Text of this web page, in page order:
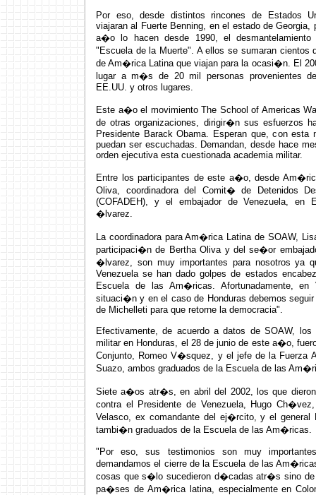
Por eso, desde distintos rincones de Estados
viajaran al Fuerte Benning, en el estado de Georgia,
a�o lo hacen desde 1990, el
"Escuela de la Muerte". A ellos se sumaran
de Am�rica Latina que viajan para la ocasi�n. El
lugar a m�s de 20 mil personas provenientes
EE.UU. y otros lugares.
Este a�o el movimiento The School of Americas
de otras organizaciones, dirigir�n sus esfuerzos
Presidente Barack Obama. Esperan que, con esta
puedan ser escuchadas. Demandan, desde hace
orden ejecutiva esta cuestionada academia militar.
Entre los participantes de este a�o, desde
Oliva, coordinadora del Comit� de Detenidos
(COFADEH), y el embajador de Venezuela, en
�lvarez.
La coordinadora para Am�rica Latina de SOAW,
participaci�n de Bertha Oliva y del se�or
�lvarez, son muy importantes para nosotros ya
Venezuela se han dado golpes de estados
Escuela de las Am�ricas. Afortunadamente,
situaci�n y en el caso de Honduras debemos
de Michelleti para que retorne la democracia".
Efectivamente, de acuerdo a datos de SOAW, los
militar en Honduras, el 28 de junio de este a�o,
Conjunto, Romeo V�squez, y el jefe de la Fuerza
Suazo, ambos graduados de la Escuela de las
Siete a�os atr�s, en abril del 2002, los que
contra el Presidente de Venezuela, Hugo
Velasco, ex comandante del ej�rcito, y el general
tambi�n graduados de la Escuela de las Am�ricas.
"Por eso, sus testimonios son muy
demandamos el cierre de la Escuela de las
cosas que s�lo sucedieron d�cadas atr�s sino de
pa�ses de Am�rica latina, especialmente en